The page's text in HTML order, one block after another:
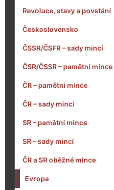
Revoluce, stavy a povstání
Československo
ČSSR/ČSFR – sady mincí
ČSR/ČSSR – pamětní mince
ČR – pamětní mince
ČR – sady mincí
SR – pamětní mince
SR – sady mincí
ČR a SR oběžné mince
Evropa